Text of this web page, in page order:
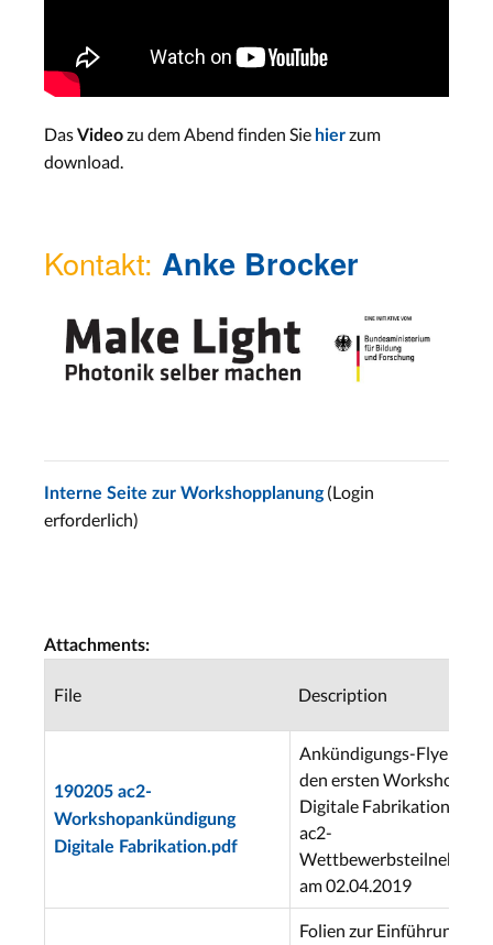
DasVideozu dem Abend finden Sie hierzum
download.
Kontakt: Anke Brocker
Interne Seite zur Workshopplanung(Login
erforderlich)
Attachments:
File Description
190205 ac2-
Workshopankündigung
Digitale Fabrikation.pdf
Ankündigungs-Flyer für
den ersten Workshop
Digitale Fabrikation (für
ac2-
Wettbewerbsteilnehmer)
am 02.04.2019
Folien zur Einführung